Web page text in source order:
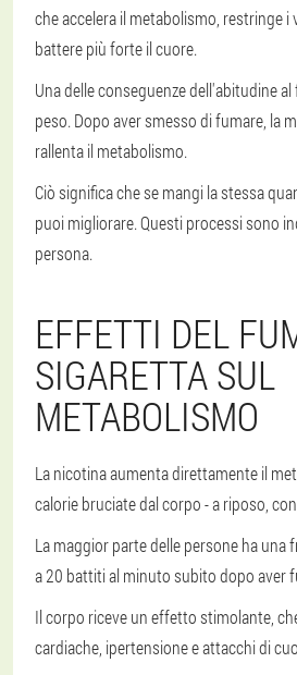
che accelera il metabolismo, restringe i
battere più forte il cuore.
Una delle conseguenze dell'abitudine
peso. Dopo aver smesso di fumare, la
rallenta il metabolismo.
Ciò significa che se mangi la stessa
puoi migliorare. Questi processi sono
persona.
EFFETTI DEL
SIGARETTA SUL
METABOLISMO
La nicotina aumenta direttamente il
calorie bruciate dal corpo - a riposo,
La maggior parte delle persone ha una
a 20 battiti al minuto subito dopo aver
Il corpo riceve un effetto stimolante,
cardiache, ipertensione e attacchi di